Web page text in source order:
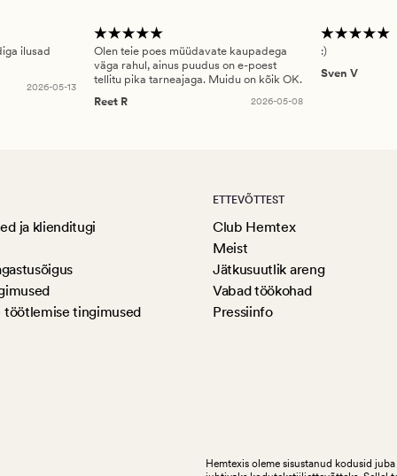
ilusad
2026-05-13
Olen teie poes müüdavate kaupadega
väga rahul, ainus puudus on e-poest
tellitu pika tarneajaga. Muidu on kõik OK.
Reet R
2026-05-08
:)
Sven V
ja klienditugi
töötlemise tingimused
ETTEVÕTTEST
Club Hemtex
Meist
Jätkusuutlik areng
Vabad töökohad
Pressiinfo
Hemtexis oleme sisustanud kodusid